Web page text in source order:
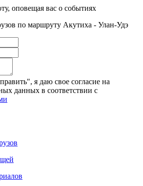
оповещая вас о событиях
по маршруту Акутиха - Улан-Удэ
я даю свое согласие на
данных в соответствии с